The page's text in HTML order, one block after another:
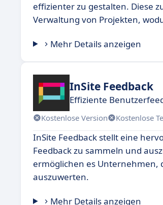
effizienter zu gestalten. Diese
Verwaltung von Projekten,
Mehr Details anzeigen
InSite Feedback
Effiziente
Kostenlose Version Kostenlose
InSite Feedback stellt eine
Feedback zu sammeln und
ermöglichen es
auszuwerten.
Mehr Details anzeigen